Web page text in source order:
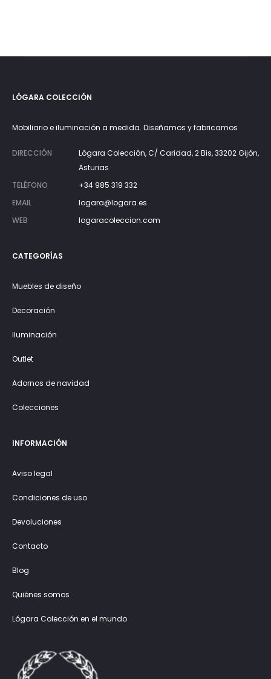
LÓGARA COLECCIÓN
Mobiliario e iluminación a medida. Diseñamos y fabricamos
DIRECCIÓN
Lógara Colección, C/ Caridad, 2 Bis, 33202 Gijón,
Asturias
TELÉFONO
+34 985 319 332
EMAIL
logara@logara.es
WEB
logaracoleccion.com
CATEGORÍAS
Muebles de diseño
Decoración
Iluminación
Outlet
Adornos de navidad
Colecciones
INFORMACIÓN
Aviso legal
Condiciones de uso
Devoluciones
Contacto
Blog
Quiénes somos
Lógara Colección en el mundo